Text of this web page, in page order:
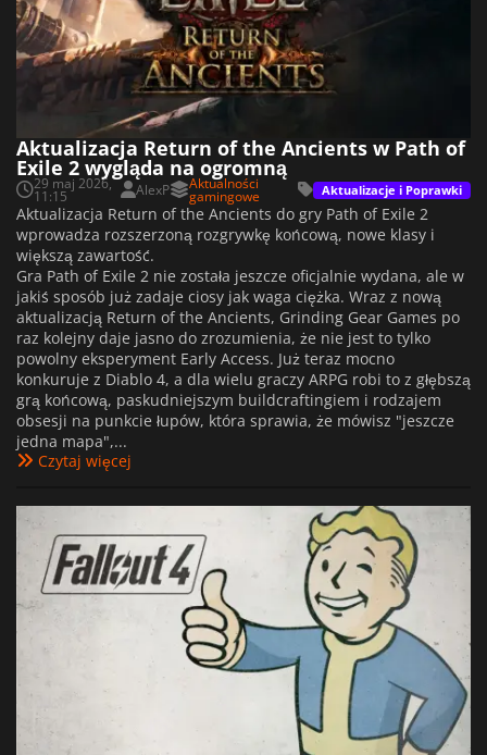
Aktualizacja Return of the Ancients w Path of
Exile 2 wygląda na ogromną
29 maj 2026,
11:15 AlexP Aktualności
gamingowe Aktualizacje i Poprawki
Aktualizacja Return of the Ancients do gry Path of Exile 2
wprowadza rozszerzoną rozgrywkę końcową, nowe klasy i
większą zawartość.
Gra Path of Exile 2 nie została jeszcze oficjalnie wydana, ale w
jakiś sposób już zadaje ciosy jak waga ciężka. Wraz z nową
aktualizacją Return of the Ancients, Grinding Gear Games po
raz kolejny daje jasno do zrozumienia, że nie jest to tylko
powolny eksperyment Early Access. Już teraz mocno
konkuruje z Diablo 4, a dla wielu graczy ARPG robi to z głębszą
grą końcową, paskudniejszym buildcraftingiem i rodzajem
obsesji na punkcie łupów, która sprawia, że mówisz "jeszcze
jedna mapa",...
Czytaj więcej